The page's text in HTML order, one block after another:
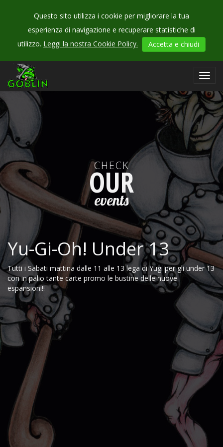
Questo sito utilizza i cookie per migliorare la tua
esperienza di navigazione e recuperare statistiche di
utilizzo. Leggi la nostra Cookie Policy. Accetta e chiudi
CHECK
OUR
events
Yu-Gi-Oh! Under 13
Tutti i Sabati mattina dalle 11 alle 13 lega di Yugi per gli under 13
con in palio tante carte promo le bustine delle nuove
espansioni!!